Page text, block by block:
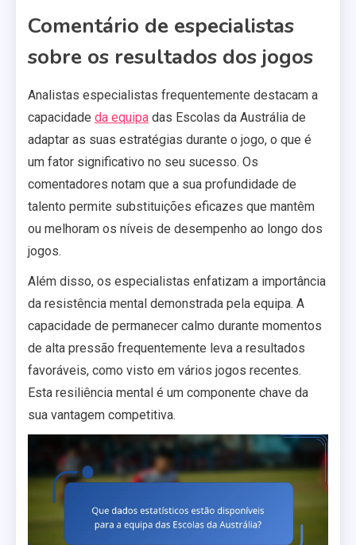
Comentário de especialistas
sobre os resultados dos jogos
Analistas especialistas frequentemente destacam a
capacidade da equipa das Escolas da Austrália de
adaptar as suas estratégias durante o jogo, o que é
um fator significativo no seu sucesso. Os
comentadores notam que a sua profundidade de
talento permite substituições eficazes que mantêm
ou melhoram os níveis de desempenho ao longo dos
jogos.
Além disso, os especialistas enfatizam a importância
da resistência mental demonstrada pela equipa. A
capacidade de permanecer calmo durante momentos
de alta pressão frequentemente leva a resultados
favoráveis, como visto em vários jogos recentes.
Esta resiliência mental é um componente chave da
sua vantagem competitiva.